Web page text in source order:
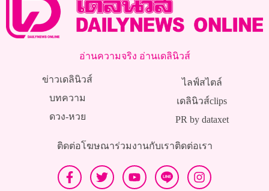
อ่านความจริง อ่านเดลินิวส์
ข่าวเดลินิวส์
บทความ
ดวง-หวย
ไลฟ์สไตล์
เดลินิวส์clips
PR by dataxet
ติดต่อโฆษณาร่วมงานกับเราติดต่อเรา